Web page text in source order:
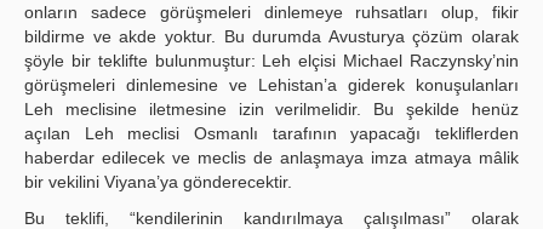
onların sadece görüşmeleri dinlemeye ruhsatları olup, fikir
bildirme ve akde yoktur. Bu durumda Avusturya çözüm olarak
şöyle bir teklifte bulunmuştur: Leh elçisi Michael Raczynsky’nin
görüşmeleri dinlemesine ve Lehistan’a giderek konuşulanları
Leh meclisine iletmesine izin verilmelidir. Bu şekilde henüz
açılan Leh meclisi Osmanlı tarafının yapacağı tekliflerden
haberdar edilecek ve meclis de anlaşmaya imza atmaya mâlik
bir vekilini Viyana’ya gönderecektir.
Bu teklifi, “kendilerinin kandırılmaya çalışılması” olarak